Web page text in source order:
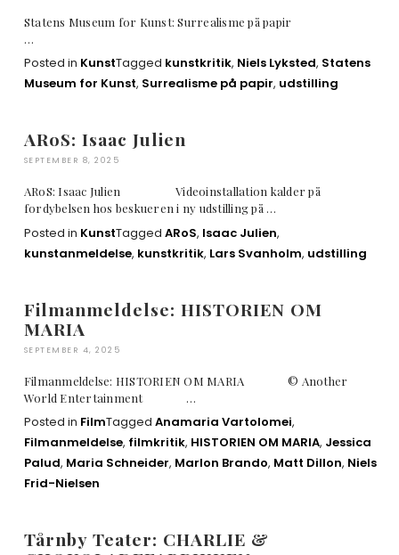
Statens Museum for Kunst: Surrealisme på papir
…
Posted in KunstTagged kunstkritik, Niels Lyksted, Statens
Museum for Kunst, Surrealisme på papir, udstilling
ARoS: Isaac Julien
SEPTEMBER 8, 2025
ARoS: Isaac Julien Videoinstallation kalder på
fordybelsen hos beskueren i ny udstilling på …
Posted in KunstTagged ARoS, Isaac Julien,
kunstanmeldelse, kunstkritik, Lars Svanholm, udstilling
Filmanmeldelse: HISTORIEN OM
MARIA
SEPTEMBER 4, 2025
Filmanmeldelse: HISTORIEN OM MARIA © Another
World Entertainment …
Posted in FilmTagged Anamaria Vartolomei,
Filmanmeldelse, filmkritik, HISTORIEN OM MARIA, Jessica
Palud, Maria Schneider, Marlon Brando, Matt Dillon, Niels
Frid-Nielsen
Tårnby Teater: CHARLIE &